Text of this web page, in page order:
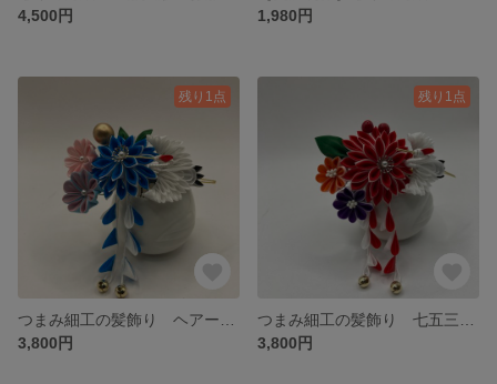
4,500円
1,980円
残り1点
3,800円
残り1点
3,800円